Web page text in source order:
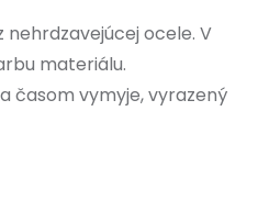
nehrdzavejúcej ocele. V
materiálu.
časom vymyje, vyrazený